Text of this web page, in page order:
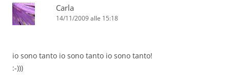
Carla
14/11/2009 alle 15:18
io sono tanto io sono tanto io sono tanto!
:-)))